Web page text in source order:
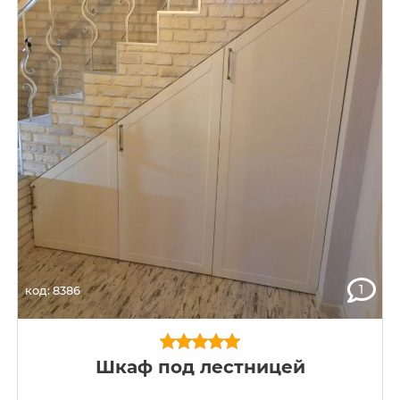
код: 8386 1
Шкаф под лестницей